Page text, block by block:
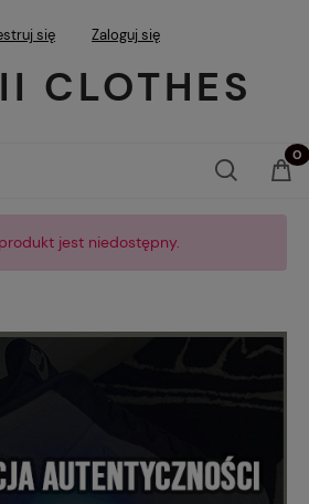
się Zaloguj się
CLOTHES
jest niedostępny.